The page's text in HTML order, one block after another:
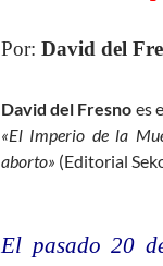
Por: David del
David del Fresno es
«El Imperio de la
aborto» (Editorial
El pasado 20